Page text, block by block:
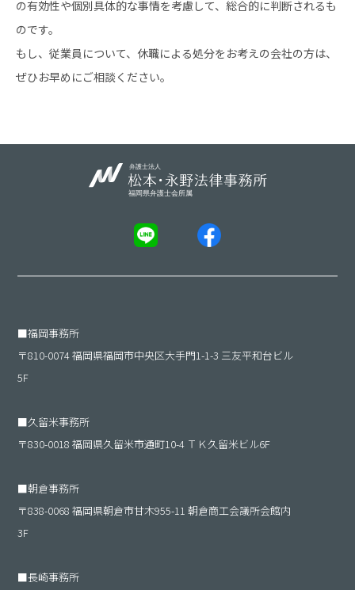
の有効性や個別具体的な事情を考慮して、総合的に判断されるも
のです。
もし、従業員について、休職による処分をお考えの会社の方は、
ぜひお早めにご相談ください。
■福岡事務所
〒810-0074 福岡県福岡市中央区大手門1-1-3 三友平和台ビル
5F
■久留米事務所
〒830-0018 福岡県久留米市通町10-4 ＴＫ久留米ビル6F
■朝倉事務所
〒838-0068 福岡県朝倉市甘木955-11 朝倉商工会議所会館内
3F
■長崎事務所